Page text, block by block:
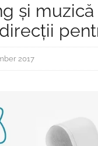
și muzică
2017